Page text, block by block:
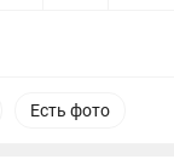
Есть фото